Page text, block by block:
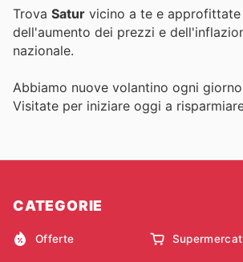
Trova Satur vicino a te e
dell'aumento dei prezzi e
nazionale.
Abbiamo nuove volantino ogni
Visitate per iniziare oggi a
CATEGORIE
Offerte